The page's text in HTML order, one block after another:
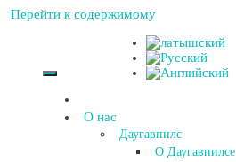
Перейти к содержимому
О нас
Даугавпилс
О Даугавпилсе